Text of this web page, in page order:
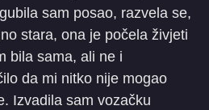
sam posao, razvela se,
stara, ona je počela živjeti
bila sama, ali ne i
da mi nitko nije mogao
Izvadila sam vozačku